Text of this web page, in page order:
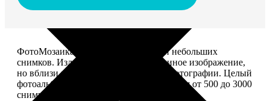
ФотоМозаика – это картина из сотен небольших
снимков. Издалека смотрится как единое изображение,
но вблизи видно, что это отдельные фотографии. Целый
фотоальбом в одной картине: помещается от 500 до 3000
снимков.